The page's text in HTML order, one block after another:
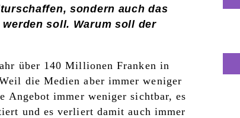
sondern auch das
soll. Warum soll der
über 140 Millionen Franken in
die Medien aber immer weniger
immer weniger sichtbar, es
und es verliert damit auch immer